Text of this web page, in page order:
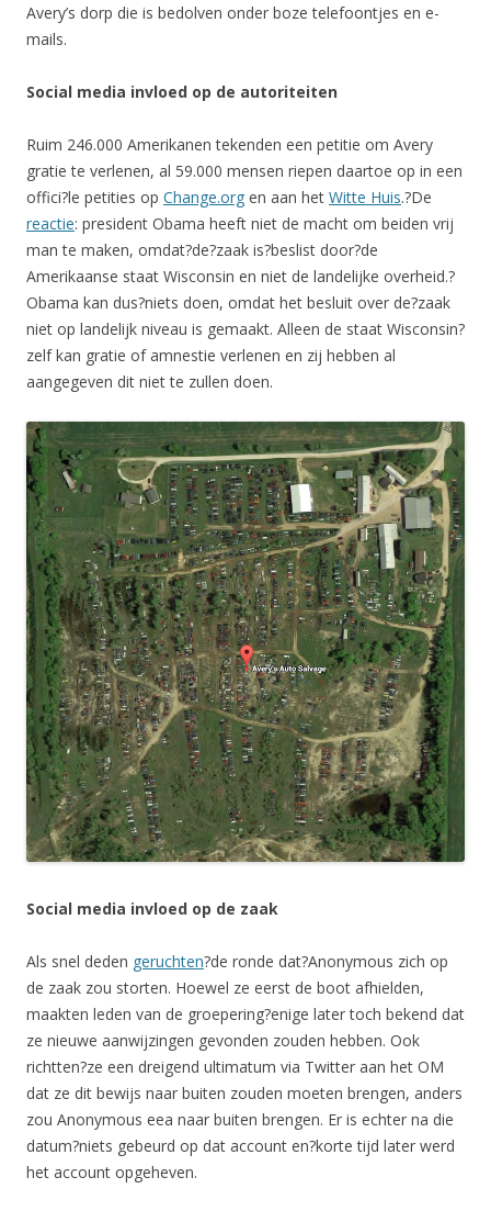
Avery’s dorp die is bedolven onder boze telefoontjes en e-
mails.
Social media invloed op de autoriteiten
Ruim 246.000 Amerikanen tekenden een petitie om Avery
gratie te verlenen, al 59.000 mensen riepen daartoe op in een
offici?le petities op Change.org en aan het Witte Huis.?De
reactie: president Obama heeft niet de macht om beiden vrij
man te maken, omdat?de?zaak is?beslist door?de
Amerikaanse staat Wisconsin en niet de landelijke overheid.?
Obama kan dus?niets doen, omdat het besluit over de?zaak
niet op landelijk niveau is gemaakt. Alleen de staat Wisconsin?
zelf kan gratie of amnestie verlenen en zij hebben al
aangegeven dit niet te zullen doen.
Social media invloed op de zaak
Als snel deden geruchten?de ronde dat?Anonymous zich op
de zaak zou storten. Hoewel ze eerst de boot afhielden,
maakten leden van de groepering?enige later toch bekend dat
ze nieuwe aanwijzingen gevonden zouden hebben. Ook
richtten?ze een dreigend ultimatum via Twitter aan het OM
dat ze dit bewijs naar buiten zouden moeten brengen, anders
zou Anonymous eea naar buiten brengen. Er is echter na die
datum?niets gebeurd op dat account en?korte tijd later werd
het account opgeheven.